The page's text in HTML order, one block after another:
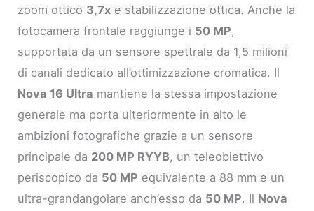
zoom ottico 3,7x e stabilizzazione ottica. Anche la
fotocamera frontale raggiunge i 50 MP,
supportata da un sensore spettrale da 1,5 milioni
di canali dedicato all’ottimizzazione cromatica. Il
Nova 16 Ultra mantiene la stessa impostazione
generale ma porta ulteriormente in alto le
ambizioni fotografiche grazie a un sensore
principale da 200 MP RYYB, un teleobiettivo
periscopico da 50 MP equivalente a 88 mm e un
ultra-grandangolare anch’esso da 50 MP. Il Nova